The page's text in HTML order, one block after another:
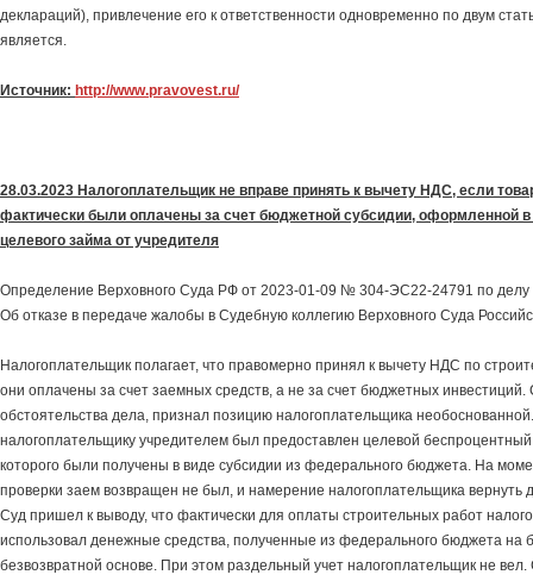
деклараций), привлечение его к ответственности одновременно по двум
является.
Источник: http://www.pravovest.ru/
28.03.2023 Налогоплательщик не вправе принять к вычету НДС, если
фактически были оплачены за счет бюджетной субсидии, оформленной в
целевого займа от учредителя
Определение Верховного Суда РФ от 2023-01-09 № 304-ЭС22-24791 по
Об отказе в передаче жалобы в Судебную коллегию Верховного Суда
Налогоплательщик полагает, что правомерно принял к вычету НДС по
они оплачены за счет заемных средств, а не за счет бюджетных инвестиций.
обстоятельства дела, признал позицию налогоплательщика
налогоплательщику учредителем был предоставлен целевой
которого были получены в виде субсидии из федерального бюджета. На
проверки заем возвращен не был, и намерение налогоплательщика вернуть
Суд пришел к выводу, что фактически для оплаты строительных работ
использовал денежные средства, полученные из федерального бюджета на
безвозвратной основе. При этом раздельный учет налогоплательщик не